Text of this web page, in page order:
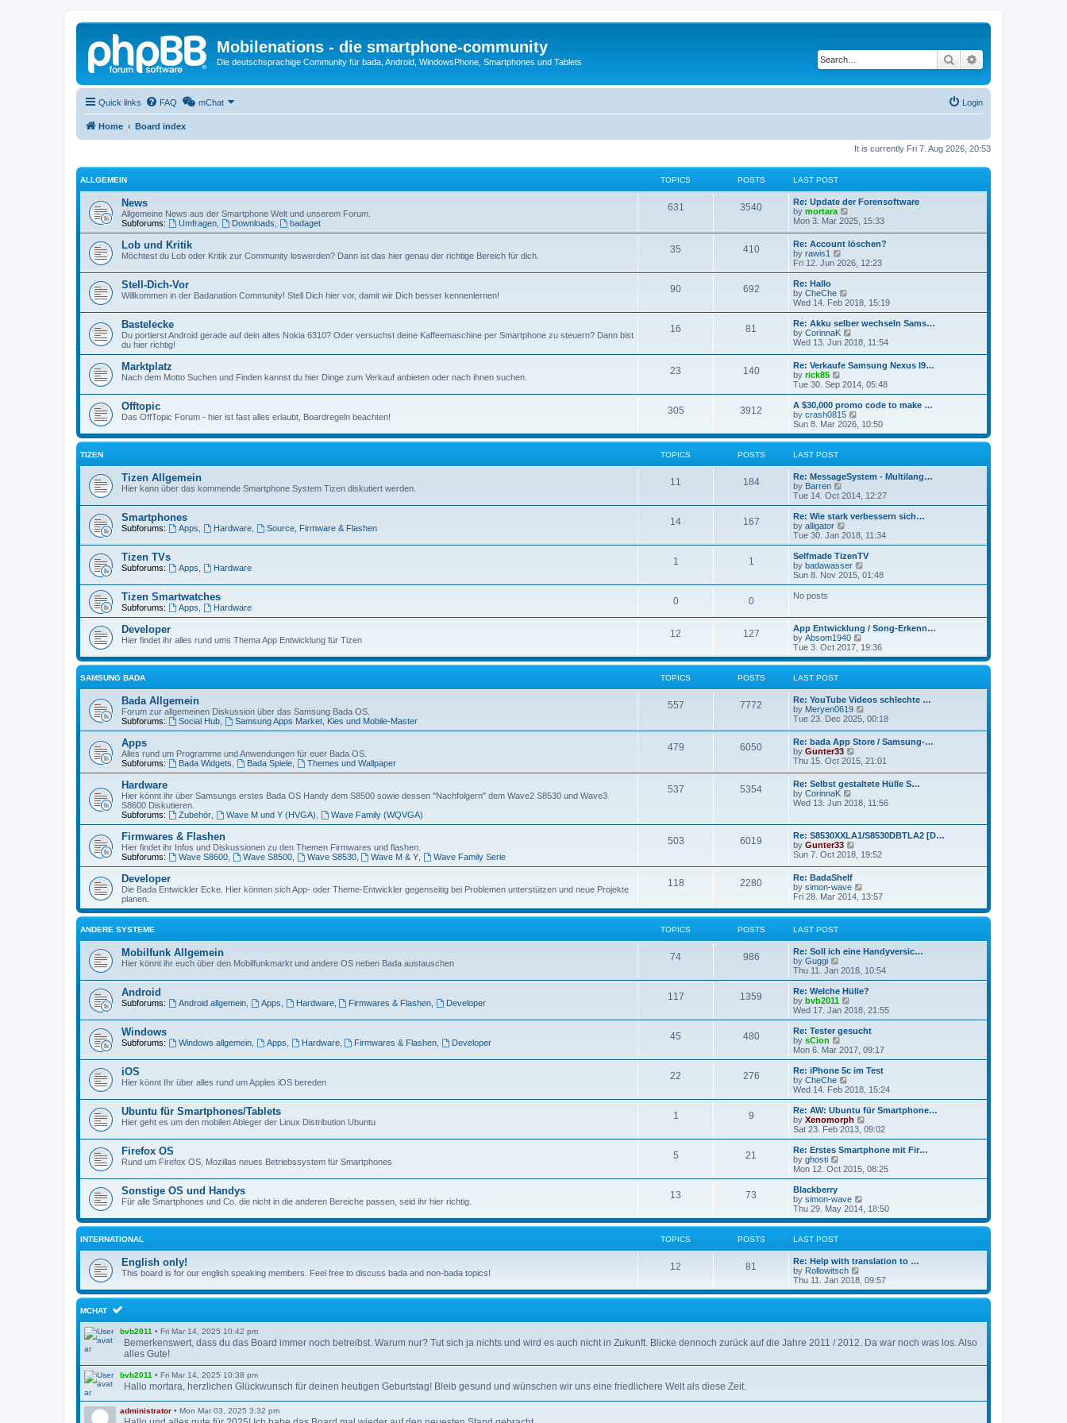
Mobilenations - die smartphone-community
Die deutschsprachige Community für bada, Android, WindowsPhone, Smartphones und Tablets Search
Quick links FAQ mChat Login
Home Board index
It is currently Fri 7. Aug 2026, 20:53
ALLGEMEIN TOPICS POSTS LAST POST
News
Allgemeine News aus der Smartphone Welt und unserem Forum.
Subforums:
Umfragen, Downloads badaget
631 3540
Re: Update der Forensoftware
by mortara
i
w
t
h
e
l
e
s
t
p
o
s
t
Mon 3. Mar 2025, 15:33
Lob und Kritik
Möchtest du Lob oder Kritik zur Community loswerden? Dann ist das hier genau der richtige Bereich für dich.
35 410
Re: Account löschen?
by rawis1
i
e
t
h
l
a
t
e
s
t
o
s
t
Fri 12. Jun 2026, 12:23
Stell-Dich-Vor
Willkommen in der Badanation Community! Stell Dich hier vor, damit wir Dich besser kennenlernen!
90 692
Re: Hallo
by CheChe
i
e
w
t
h
l
a
e
s
t
p
o
s
t
Wed 14. Feb 2018, 15:19
Bastelecke
Du portierst Android gerade auf dein altes Nokia 6310? Oder versuchst deine Kaffeemaschine per Smartphone zu steuern? Dann bist
du hier richtig!
16 81
Re: Akku selber wechseln Sams…
by CorinnaK
i
w
t
h
e
a
t
e
s
o
s
t
Wed 13. Jun 2018, 11:54
Marktplatz
Nach dem Motto Suchen und Finden kannst du hier Dinge zum Verkauf anbieten oder nach ihnen suchen.
23 140
Re: Verkaufe Samsung Nexus I9…
by rick85
i
e
w
t
h
l
e
s
t
p
o
s
t
Tue 30. Sep 2014, 05:48
Offtopic
Das OffTopic Forum - hier ist fast alles erlaubt, Boardregeln beachten!
305 3912
A $30,000 promo code to make …
by crash0815
e
w
l
t
e
s
p
o
s
t
Sun 8. Mar 2026, 10:50
TIZEN TOPICS POSTS LAST POST
Tizen Allgemein
Hier kann über das kommende Smartphone System Tizen diskutiert werden.
11 184
Re: MessageSystem - Multilang…
by Barren
i
e
w
t
h
a
t
e
o
s
t
Tue 14. Oct 2014, 12:27
Smartphones
Subforums: Apps Hardware, Source, Firmware & Flashen
14 167
Re: Wie stark verbessern sich…
by alligator
i
e
w
t
h
e
s
t
p
o
s
Tue 30. Jan 2018, 11:34
Tizen TVs
Subforums: Apps Hardware
1 1
Selfmade TizenTV
by badawasser
i
e
l
t
e
s
p
o
Sun 8. Nov 2015, 01:48
Tizen Smartwatches
Subforums: Apps Hardware
0 0 No posts
Developer
Hier findet ihr alles rund ums Thema App Entwicklung für Tizen
12 127
App Entwicklung / Song-Erkenn…
by Absom1940
i
e
w
l
a
t
e
s
p
s
t
Tue 3. Oct 2017, 19:36
SAMSUNG BADA TOPICS POSTS LAST POST
Bada Allgemein
Forum zur allgemeinen Diskussion über das Samsung Bada OS.
Subforums:
Social Hub, Samsung Apps Market, Kies und Mobile-Master
557 7772
Re: YouTube Videos schlechte …
by Meryen0619
t
h
e
l
a
e
t
p
o
s
t
Tue 23. Dec 2025, 00:18
Apps
Alles rund um Programme und Anwendungen für euer Bada OS.
Subforums:
Bada Widgets Bada Spiele, Themes und Wallpaper
479 6050
Re: bada App Store / Samsung-…
by Gunter33
i
w
t
h
e
a
t
s
t
o
s
t
Thu 15. Oct 2015, 21:01
Hardware
Hier könnt ihr über Samsungs erstes Bada OS Handy dem S8500 sowie dessen "Nachfolgern" dem Wave2 S8530 und Wave3
S8600 Diskutieren.
Subforums:
Zubehör, Wave M und Y (HVGA) Wave Family (WQVGA)
537 5354
Re: Selbst gestaltete Hülle S…
by CorinnaK
i
t
h
e
l
a
t
e
s
t
p
t
Wed 13. Jun 2018, 11:56
Firmwares & Flashen
Hier findet ihr Infos und Diskussionen zu den Themen Firmwares und flashen.
Subforums:
Wave S8600, Wave S8500, Wave S8530, Wave M & Y Wave Family Serie
503 6019
Re: S8530XXLA1/S8530DBTLA2 [D…
by Gunter33
i
t
h
e
l
a
e
s
p
s
t
Sun 7. Oct 2018, 19:52
Developer
Die Bada Entwickler Ecke. Hier können sich App- oder Theme-Entwickler gegenseitig bei Problemen unterstützen und neue Projekte
planen.
118 2280
Re: BadaShelf
by simon-wave
i
w
e
l
t
e
s
p
o
s
Fri 28. Mar 2014, 13:57
ANDERE SYSTEME TOPICS POSTS LAST POST
Mobilfunk Allgemein
Hier könnt ihr euch über den Mobilfunkmarkt und andere OS neben Bada austauschen
74 986
Re: Soll ich eine Handyversic…
by Guggi
i
e
w
h
a
t
e
t
p
o
s
t
Thu 11. Jan 2018, 10:54
Android
Subforums: Android allgemein, Apps Hardware, Firmwares & Flashen Developer
117 1359
Re: Welche Hülle?
by bvb2011
i
e
w
h
a
t
e
t
p
o
s
t
Wed 17. Jan 2018, 21:55
Windows
Subforums: Windows allgemein, Apps Hardware, Firmwares & Flashen Developer
45 480
Re: Tester gesucht
by sCion
i
e
w
t
h
a
t
e
t
o
s
Mon 6. Mar 2017, 09:17
iOS
Hier könnt Ihr über alles rund um Apples iOS bereden
22 276
Re: iPhone 5c im Test
by CheChe
i
e
w
t
h
a
t
e
p
o
s
Wed 14. Feb 2018, 15:24
Ubuntu für Smartphones/Tablets
Hier geht es um den mobilen Ableger der Linux Distribution Ubuntu
1 9
Re: AW: Ubuntu für Smartphone…
by Xenomorph
i
e
w
h
e
s
o
s
Sat 23. Feb 2013, 09:02
Firefox OS
Rund um Firefox OS, Mozillas neues Betriebssystem für Smartphones
5 21
Re: Erstes Smartphone mit Fir…
by ghosti
i
e
t
h
l
e
s
t
p
o
s
Mon 12. Oct 2015, 08:25
Sonstige OS und Handys
Für alle Smartphones und Co. die nicht in die anderen Bereiche passen, seid ihr hier richtig.
13 73
Blackberry
by simon-wave
e
w
l
t
e
p
s
Thu 29. May 2014, 18:50
INTERNATIONAL TOPICS POSTS LAST POST
English only!
This board is for our english speaking members. Feel free to discuss bada and non-bada topics!
12 81
Re: Help with translation to …
by Rollowitsch
e
w
a
e
o
Thu 11. Jan 2018, 09:57
MCHAT
bvb2011 • Fri Mar 14, 2025 10:42 pm
Bemerkenswert, dass du das Board immer noch betreibst. Warum nur? Tut sich ja nichts und wird es auch nicht in Zukunft. Blicke dennoch zurück auf die Jahre 2011 / 2012. Da war noch was los. Also
alles Gute!
bvb2011 • Fri Mar 14, 2025 10:38 pm
Hallo mortara, herzlichen Glückwunsch für deinen heutigen Geburtstag! Bleib gesund und wünschen wir uns eine friedlichere Welt als diese Zeit.
administrator • Mon Mar 03, 2025 3:32 pm